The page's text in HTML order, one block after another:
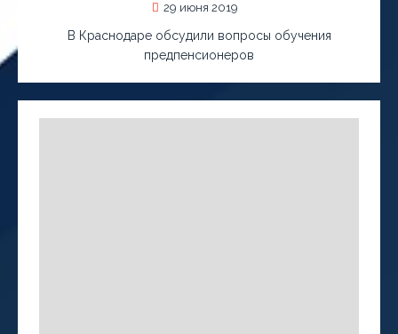
29 июня 2019
В Краснодаре обсудили вопросы обучения
предпенсионеров